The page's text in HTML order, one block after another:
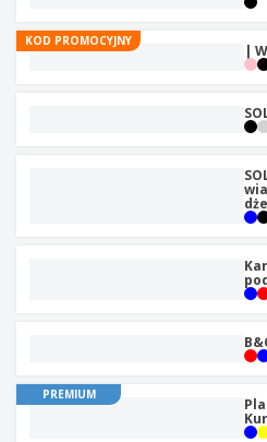
KOD PROMOCYJNY
|
PREMIUM